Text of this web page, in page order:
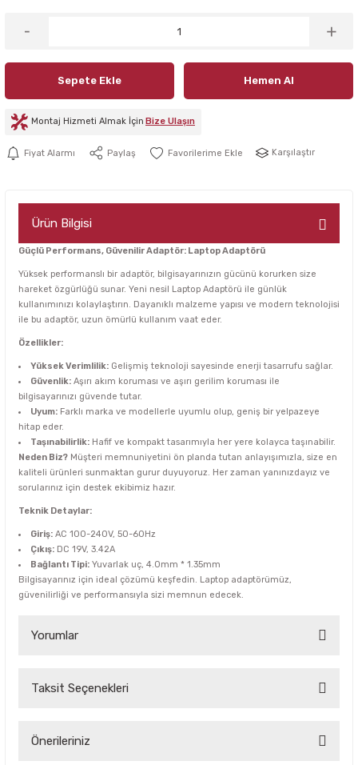
Sepete Ekle Hemen Al
Montaj Hizmeti Almak İçin Bize Ulaşın
Fiyat Alarmı Paylaş Karşılaştır
Ürün Bilgisi
Güçlü Performans, Güvenilir Adaptör: Laptop Adaptörü
Yüksek performanslı bir adaptör, bilgisayarınızın gücünü korurken size
hareket özgürlüğü sunar. Yeni nesil Laptop Adaptörü ile günlük
kullanımınızı kolaylaştırın. Dayanıklı malzeme yapısı ve modern teknolojisi
ile bu adaptör, uzun ömürlü kullanım vaat eder.
Özellikler:
Yüksek Verimlilik: Gelişmiş teknoloji sayesinde enerji tasarrufu sağlar.
Güvenlik: Aşırı akım koruması ve aşırı gerilim koruması ile
bilgisayarınızı güvende tutar.
Uyum: Farklı marka ve modellerle uyumlu olup, geniş bir yelpazeye
hitap eder.
Taşınabilirlik: Hafif ve kompakt tasarımıyla her yere kolayca taşınabilir.
Neden Biz? Müşteri memnuniyetini ön planda tutan anlayışımızla, size en
kaliteli ürünleri sunmaktan gurur duyuyoruz. Her zaman yanınızdayız ve
sorularınız için destek ekibimiz hazır.
Teknik Detaylar:
Giriş: AC 100-240V, 50-60Hz
Çıkış: DC 19V, 3.42A
Bağlantı Tipi: Yuvarlak uç, 4.0mm * 1.35mm
Bilgisayarınız için ideal çözümü keşfedin. Laptop adaptörümüz,
güvenilirliği ve performansıyla sizi memnun edecek.
Yorumlar
Bu ürüne ilk yorumu siz yapın!
Taksit Seçenekleri
Önerileriniz